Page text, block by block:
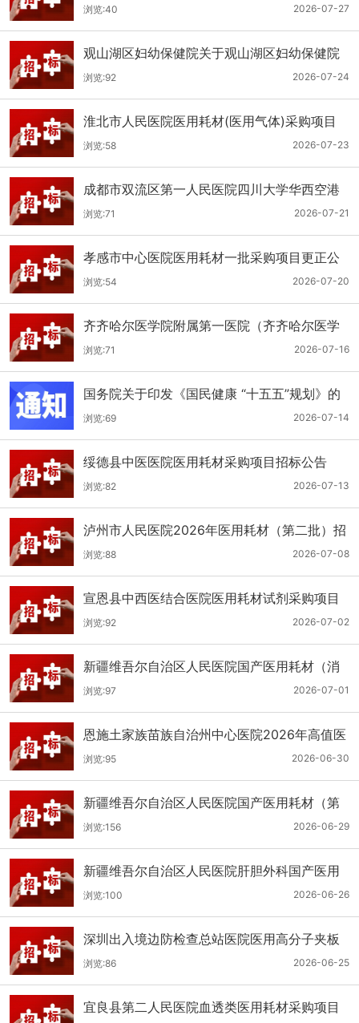
用耗材采购项目（品目三）三次招标的公开招
标公告
2026-07-27
浏览:40
观山湖区妇幼保健院关于观山湖区妇幼保健院
医用耗材采购项目的公开招标公告
2026-07-24
浏览:92
淮北市人民医院医用耗材(医用气体)采购项目
（二次）招标公告
2026-07-23
浏览:58
成都市双流区第一人民医院四川大学华西空港
医院2026年第二批医用耗材采购项目招标公告
2026-07-21
浏览:71
孝感市中心医院医用耗材一批采购项目更正公
告
2026-07-20
浏览:54
齐齐哈尔医学院附属第一医院（齐齐哈尔医学
院第一临床医学院）口腔科医用耗材招标公告
2026-07-16
浏览:71
国务院关于印发《国民健康 “十五五”规划》的
通知
2026-07-14
浏览:69
绥德县中医医院医用耗材采购项目招标公告
2026-07-13
浏览:82
泸州市人民医院2026年医用耗材（第二批）招
标公告
2026-07-08
浏览:88
宣恩县中西医结合医院医用耗材试剂采购项目
（消毒、普通耗材）公开招标公告
2026-07-02
浏览:92
新疆维吾尔自治区人民医院国产医用耗材（消
化科氢气检测产品耗材）采购项目单一来源公
示
2026-07-01
浏览:97
恩施土家族苗族自治州中心医院2026年高值医
用耗材（国产）采购项目第二次公开招标公告
2026-06-30
浏览:95
新疆维吾尔自治区人民医院国产医用耗材（第
二十三批）采购项目公开招标公告
2026-06-29
浏览:156
新疆维吾尔自治区人民医院肝胆外科国产医用
耗材采购项目公开招标公告
2026-06-26
浏览:100
深圳出入境边防检查总站医院医用高分子夹板
医用耗材采购项目更正公告
2026-06-25
浏览:86
宜良县第二人民医院血透类医用耗材采购项目